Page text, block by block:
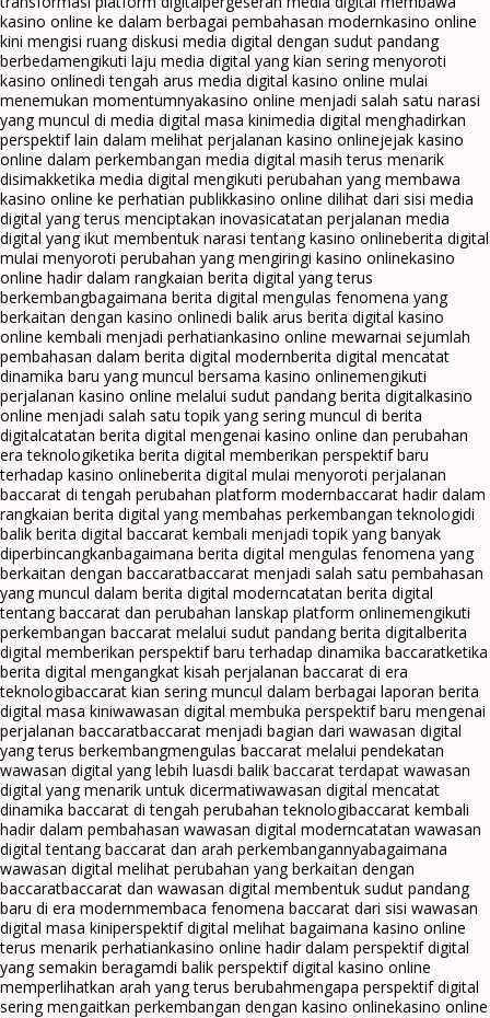
kasino online ke dalam berbagai pembahasan modernkasino online
kini mengisi ruang diskusi media digital dengan sudut pandang
berbedamengikuti laju media digital yang kian sering menyoroti
kasino onlinedi tengah arus media digital kasino online mulai
menemukan momentumnyakasino online menjadi salah satu narasi
yang muncul di media digital masa kinimedia digital menghadirkan
perspektif lain dalam melihat perjalanan kasino onlinejejak kasino
online dalam perkembangan media digital masih terus menarik
disimakketika media digital mengikuti perubahan yang membawa
kasino online ke perhatian publikkasino online dilihat dari sisi media
digital yang terus menciptakan inovasicatatan perjalanan media
digital yang ikut membentuk narasi tentang kasino onlineberita digital
mulai menyoroti perubahan yang mengiringi kasino onlinekasino
online hadir dalam rangkaian berita digital yang terus
berkembangbagaimana berita digital mengulas fenomena yang
berkaitan dengan kasino onlinedi balik arus berita digital kasino
online kembali menjadi perhatiankasino online mewarnai sejumlah
pembahasan dalam berita digital modernberita digital mencatat
dinamika baru yang muncul bersama kasino onlinemengikuti
perjalanan kasino online melalui sudut pandang berita digitalkasino
online menjadi salah satu topik yang sering muncul di berita
digitalcatatan berita digital mengenai kasino online dan perubahan
era teknologiketika berita digital memberikan perspektif baru
terhadap kasino onlineberita digital mulai menyoroti perjalanan
baccarat di tengah perubahan platform modernbaccarat hadir dalam
rangkaian berita digital yang membahas perkembangan teknologidi
balik berita digital baccarat kembali menjadi topik yang banyak
diperbincangkanbagaimana berita digital mengulas fenomena yang
berkaitan dengan baccaratbaccarat menjadi salah satu pembahasan
yang muncul dalam berita digital moderncatatan berita digital
tentang baccarat dan perubahan lanskap platform onlinemengikuti
perkembangan baccarat melalui sudut pandang berita digitalberita
digital memberikan perspektif baru terhadap dinamika baccaratketika
berita digital mengangkat kisah perjalanan baccarat di era
teknologibaccarat kian sering muncul dalam berbagai laporan berita
digital masa kiniwawasan digital membuka perspektif baru mengenai
perjalanan baccaratbaccarat menjadi bagian dari wawasan digital
yang terus berkembangmengulas baccarat melalui pendekatan
wawasan digital yang lebih luasdi balik baccarat terdapat wawasan
digital yang menarik untuk dicermatiwawasan digital mencatat
dinamika baccarat di tengah perubahan teknologibaccarat kembali
hadir dalam pembahasan wawasan digital moderncatatan wawasan
digital tentang baccarat dan arah perkembangannyabagaimana
wawasan digital melihat perubahan yang berkaitan dengan
baccaratbaccarat dan wawasan digital membentuk sudut pandang
baru di era modernmembaca fenomena baccarat dari sisi wawasan
digital masa kiniperspektif digital melihat bagaimana kasino online
terus menarik perhatiankasino online hadir dalam perspektif digital
yang semakin beragamdi balik perspektif digital kasino online
memperlihatkan arah yang terus berubahmengapa perspektif digital
sering mengaitkan perkembangan dengan kasino onlinekasino online